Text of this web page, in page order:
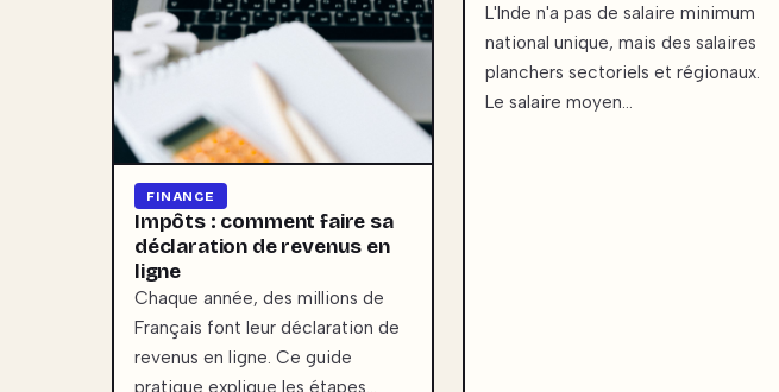
FINANCE
Impôts : comment faire sa
déclaration de revenus en
ligne
Chaque année, des millions de
Français font leur déclaration de
revenus en ligne. Ce guide
pratique explique les étapes…
L'Inde n'a pas de salaire minimum
national unique, mais des salaires
planchers sectoriels et régionaux.
Le salaire moyen…